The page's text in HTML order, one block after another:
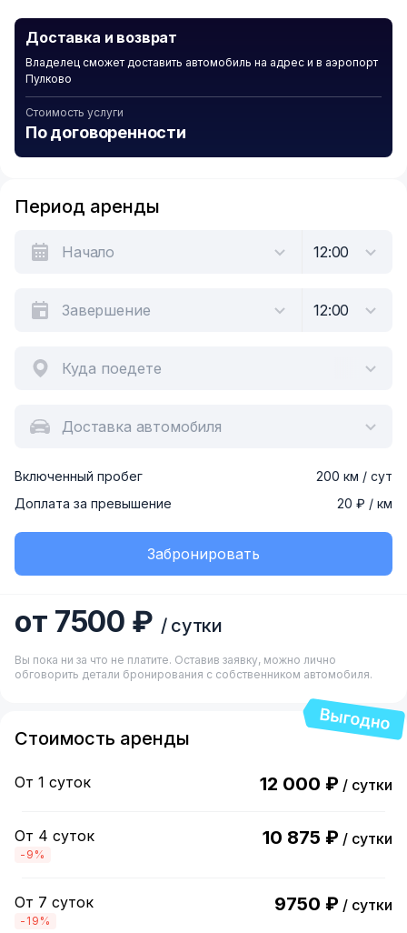
Доставка и возврат
Владелец сможет доставить автомобиль на адрес и в аэропорт
Пулково
Стоимость услуги
По договоренности
Период аренды
Куда поедете
Доставка автомобиля
Включенный пробег
200 км / сут
Доплата за превышение
20 ₽ / км
Забронировать
от 7500 ₽ / сутки
Вы пока ни за что не платите. Оставив заявку, можно лично
обговорить детали бронирования с собственником автомобиля.
Стоимость аренды
От 1 суток 12 000 ₽ / сутки
От 4 суток
-9%
10 875 ₽ / сутки
От 7 суток
-19%
9750 ₽ / сутки